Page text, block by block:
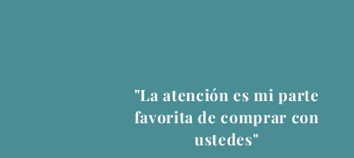
"La atención es mi parte
favorita de comprar con
ustedes"